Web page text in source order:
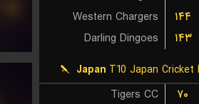
Western Chargers
۱۴۴
Darling Dingoes
۱۴۳
Japan T10 Japan Cricket
Tigers CC
۷۰